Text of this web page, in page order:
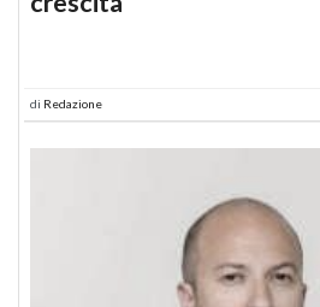
di Redazione